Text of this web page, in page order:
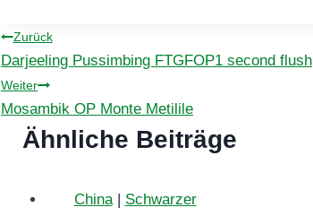
Beitragsnavigation
Zurück
Darjeeling Pussimbing FTGFOP1 second flush
Weiter
Mosambik OP Monte Metilile
Ähnliche Beiträge
China| Schwarzer